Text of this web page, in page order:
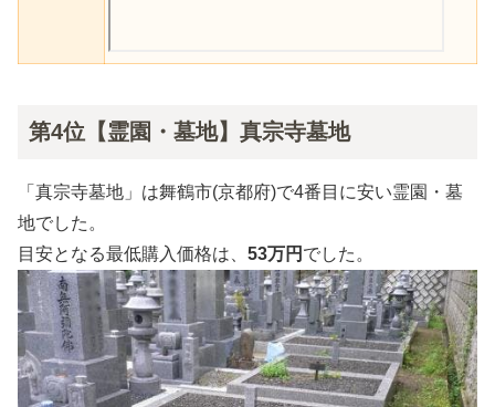
第4位【霊園・墓地】真宗寺墓地
「真宗寺墓地」は舞鶴市(京都府)で4番目に安い霊園・墓
地でした。
目安となる最低購入価格は、 53万円 でした。